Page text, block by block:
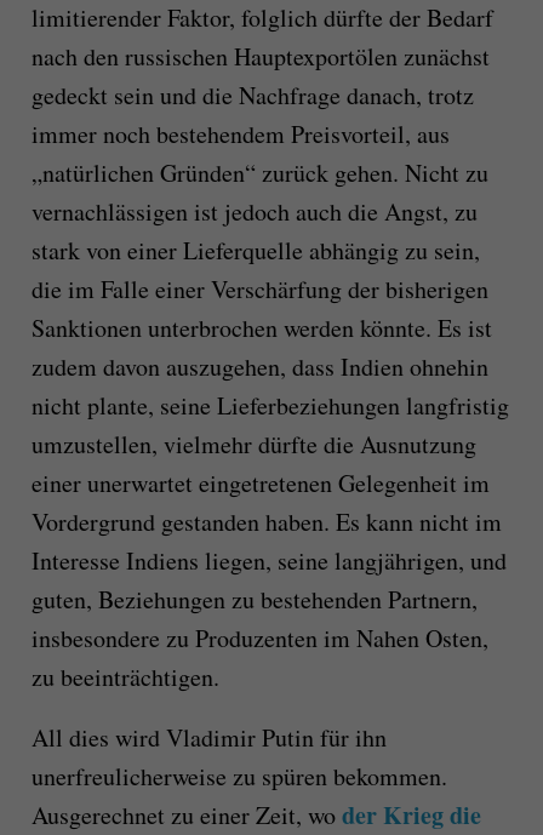
limitierender Faktor, folglich dürfte der Bedarf
nach den russischen Hauptexportölen zunächst
gedeckt sein und die Nachfrage danach, trotz
immer noch bestehendem Preisvorteil, aus
„natürlichen Gründen“ zurück gehen. Nicht zu
vernachlässigen ist jedoch auch die Angst, zu
stark von einer Lieferquelle abhängig zu sein,
die im Falle einer Verschärfung der bisherigen
Sanktionen unterbrochen werden könnte. Es ist
zudem davon auszugehen, dass Indien ohnehin
nicht plante, seine Lieferbeziehungen langfristig
umzustellen, vielmehr dürfte die Ausnutzung
einer unerwartet eingetretenen Gelegenheit im
Vordergrund gestanden haben. Es kann nicht im
Interesse Indiens liegen, seine langjährigen, und
guten, Beziehungen zu bestehenden Partnern,
insbesondere zu Produzenten im Nahen Osten,
zu beeinträchtigen.
All dies wird Vladimir Putin für ihn
unerfreulicherweise zu spüren bekommen.
Ausgerechnet zu einer Zeit, woder Krieg die